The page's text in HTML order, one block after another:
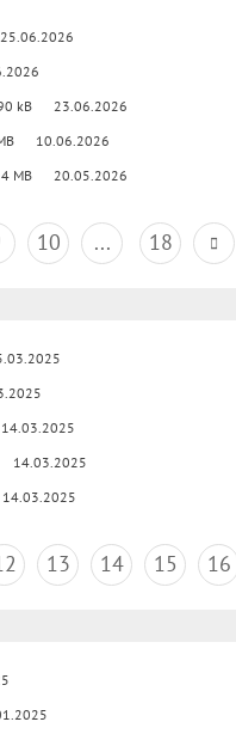
25.06.2026
kB 23.06.2026
10.06.2026
4 MB 20.05.2026
10 ... 18
14.03.2025
14.03.2025
14.03.2025
13 14 15 16